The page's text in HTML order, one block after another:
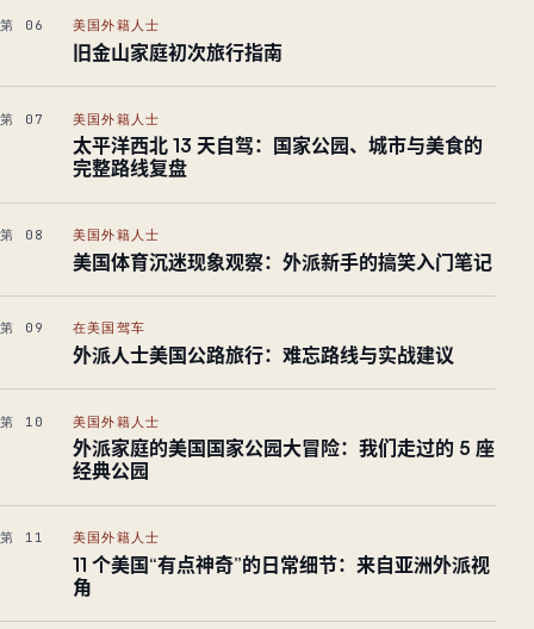
第 06 美国外籍人士
旧金山家庭初次旅行指南
第 07 美国外籍人士
太平洋西北 13 天自驾：国家公园、城市与美食的
完整路线复盘
第 08 美国外籍人士
美国体育沉迷现象观察：外派新手的搞笑入门笔记
第 09 在美国驾车
外派人士美国公路旅行：难忘路线与实战建议
第 10 美国外籍人士
外派家庭的美国国家公园大冒险：我们走过的 5 座
经典公园
第 11 美国外籍人士
11 个美国“有点神奇”的日常细节：来自亚洲外派视
角